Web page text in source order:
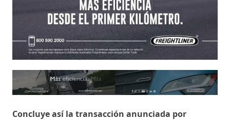
Concluye así la transacción anunciada por